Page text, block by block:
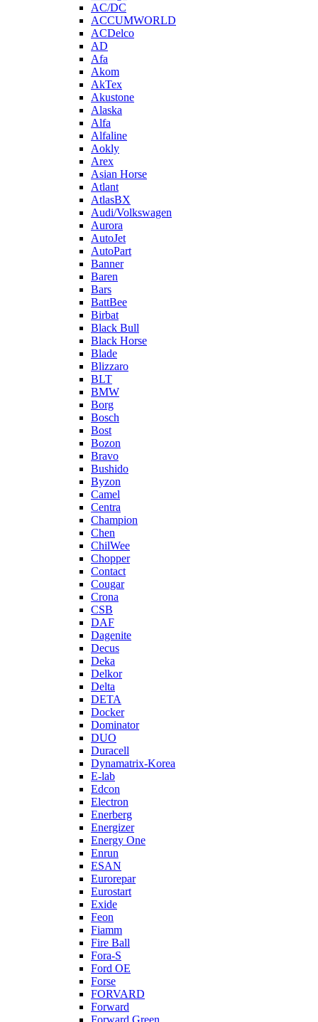
AC/DC
ACCUMWORLD
ACDelco
AD
Afa
Akom
AkTex
Akustone
Alaska
Alfa
Alfaline
Aokly
Arex
Asian Horse
Atlant
AtlasBX
Audi/Volkswagen
Aurora
AutoJet
AutoPart
Banner
Baren
Bars
BattBee
Birbat
Black Bull
Black Horse
Blade
Blizzaro
BLT
BMW
Borg
Bosch
Bost
Bozon
Bravo
Bushido
Byzon
Camel
Centra
Champion
Chen
ChilWee
Chopper
Contact
Cougar
Crona
CSB
DAF
Dagenite
Decus
Deka
Delkor
Delta
DETA
Docker
Dominator
DUO
Duracell
Dynamatrix-Korea
E-lab
Edcon
Electron
Enerberg
Energizer
Energy One
Enrun
ESAN
Eurorepar
Eurostart
Exide
Feon
Fiamm
Fire Ball
Fora-S
Ford OE
Forse
FORVARD
Forward
Forward Green